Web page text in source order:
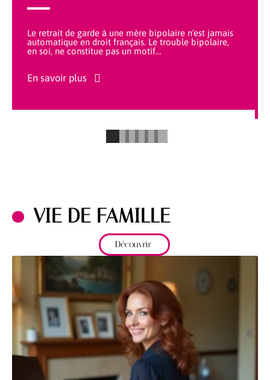
Le retrait de garde à une mère bipolaire n'est jamais
automatique en droit français. Le trouble bipolaire,
en soi, ne constitue pas un motif…
En savoir plus
VIE DE FAMILLE
Découvrir